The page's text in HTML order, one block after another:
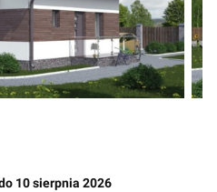
10 sierpnia 2026